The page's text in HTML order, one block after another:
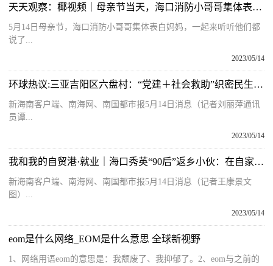
天天观察：椰视频｜母亲节当天，海口消防小哥哥集体表白妈妈……
5月14日母亲节，海口消防小哥哥集体表白妈妈，一起来听听他们都
说了...
2023/05/14
环球热议:三亚吉阳区六盘村：“党建＋社会救助”织密民生兜底“保障网”
新海南客户端、南海网、南国都市报5月14日消息（记者刘丽萍通讯
员谭...
2023/05/14
我和我的自贸港·就业｜海口秀英“90后”返乡小伙：在自家果园拍短视频 为火山荔枝王代言
新海南客户端、南海网、南国都市报5月14日消息（记者王康景文
图）...
2023/05/14
eom是什么网络_EOM是什么意思 全球新视野
1、网络用语eom的意思是：我颓废了、我抑郁了。2、eom与之前的